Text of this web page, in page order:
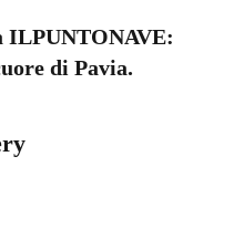
ILPUNTONAVE:
di Pavia.